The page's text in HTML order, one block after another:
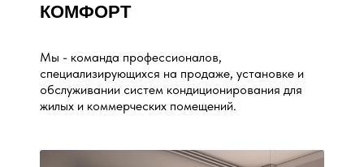
КОМФОРТ
Мы - команда профессионалов,
специализирующихся на продаже, установке и
обслуживании систем кондиционирования для
жилых и коммерческих помещений.